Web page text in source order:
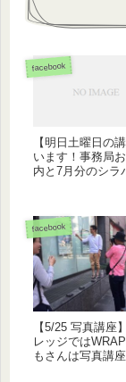
facebook
【明日土曜日の
います！事務局
内と7月分のシラ
facebook
【5/25 写真講座
レッジでは
もさんは写真講